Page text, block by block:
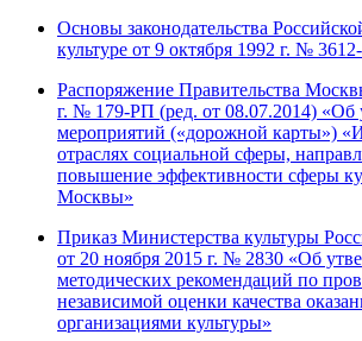
Основы законодательства
культуре от 9 октября 1992 г. № 3612-
Распоряжение Правительства
г. № 179-РП (ред. от 08.07.2014) «Об
мероприятий («дорожной карты»)
отраслях социальной сферы,
повышение эффективности сферы
Москвы»
Приказ Министерства культуры
от 20 ноября 2015 г. № 2830 «Об
методических рекомендаций по
независимой оценки качества
организациями культуры»